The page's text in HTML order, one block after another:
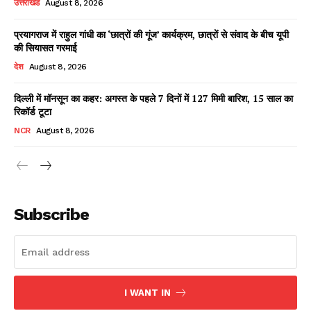
Facebook
X WhatsApp
Read Latest News on AIN
उत्तराखंड August 8, 2026
प्रयागराज में राहुल गांधी का ‘छात्रों की गूंज’ कार्यक्रम, छात्रों से संवाद के बीच यूपी
की सियासत गरमाई
देश August 8, 2026
दिल्ली में मॉनसून का कहर: अगस्त के पहले 7 दिनों में 127 मिमी बारिश, 15 साल का
रिकॉर्ड टूटा
NCR August 8, 2026
Subscribe
I WANT IN